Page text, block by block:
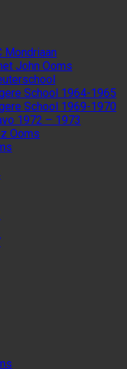
Mondriaan
John Ooms
School 1964-1965
School 1969-1970
1972 – 1973
Ooms